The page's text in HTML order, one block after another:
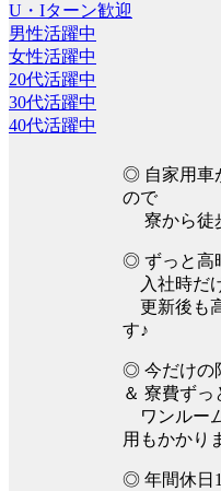
U・Iターン歓迎
男性活躍中
女性活躍中
20代活躍中
30代活躍中
40代活躍中
◎ 自家用車
ので
寮から徒
◎ ずっと高
入社時だ
更新後も
す♪
◎ 今だけの
＆ 寮費ずっ
ワンルー
用もかかり
◎ 年間休日